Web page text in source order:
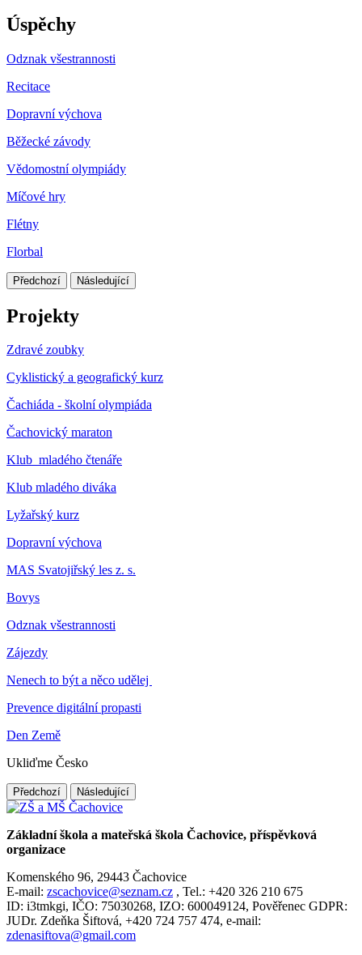
Úspěchy
Odznak všestrannosti
Recitace
Dopravní výchova
Běžecké závody
Vědomostní olympiády
Míčové hry
Flétny
Florbal
Předchozí Následující
Projekty
Zdravé zoubky
Cyklistický a geografický kurz
Čachiáda - školní olympiáda
Čachovický maraton
Klub mladého čtenáře
Klub mladého diváka
Lyžařský kurz
Dopravní výchova
MAS Svatojiřský les z. s.
Bovys
Odznak všestrannosti
Zájezdy
Nenech to být a něco udělej
Prevence digitální propasti
Den Země
Ukliďme Česko
Předchozí Následující
Základní škola a mateřská škola Čachovice, příspěvková
organizace
Komenského 96, 29443 Čachovice
E-mail: zscachovice@seznam.cz , Tel.: +420 326 210 675
ID: i3tmkgi, IČO: 75030268, IZO: 600049124, Pověřenec GDPR:
JUDr. Zdeňka Šiftová, +420 724 757 474, e-mail:
zdenasiftova@gmail.com